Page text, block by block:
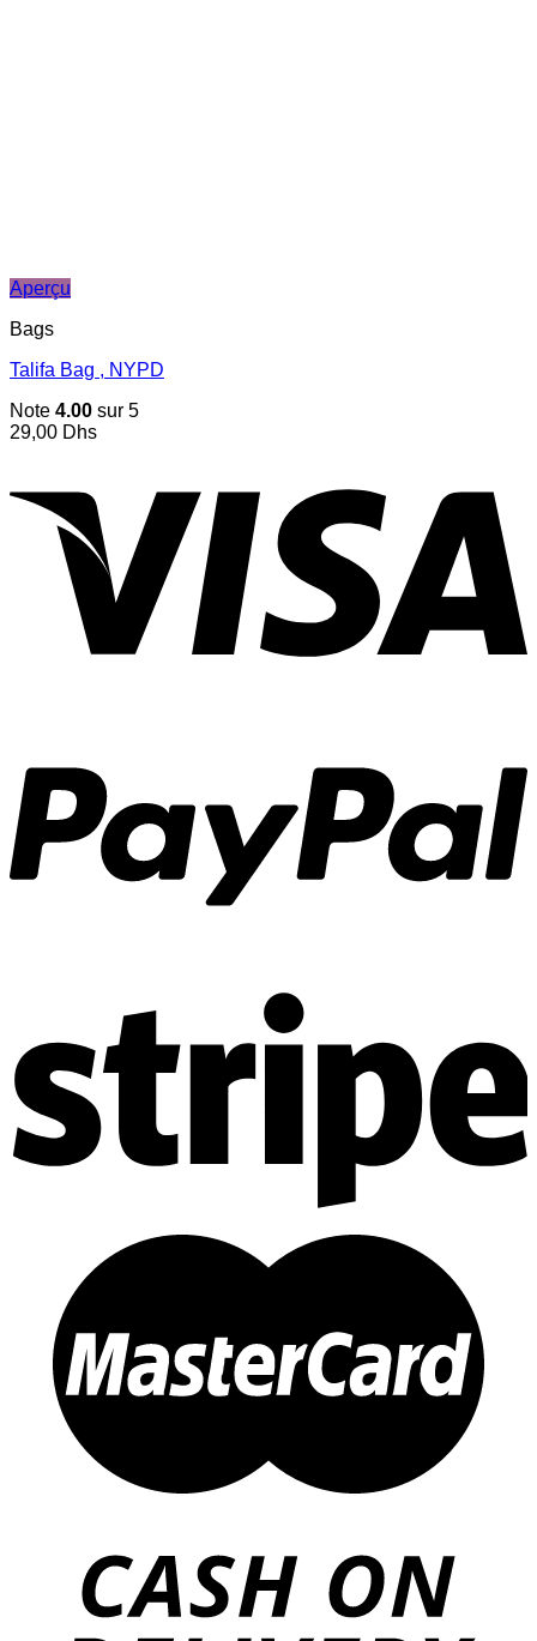
Aperçu
Bags
Talifa Bag , NYPD
Note 4.00 sur 5
29,00 Dhs